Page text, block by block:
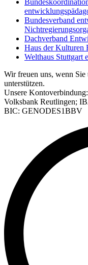
Bundesverband
Dachverband
Haus der Kulturen
Welthaus Stuttgart
Wir freuen uns, wenn
unterstützen.
Unsere
Volksbank Reutlingen;
BIC: GENODES1BBV